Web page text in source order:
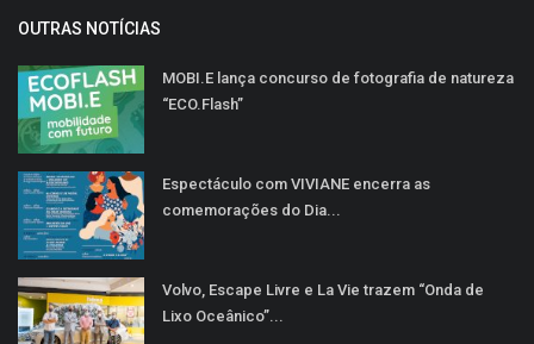
OUTRAS NOTÍCIAS
MOBI.E lança concurso de fotografia de natureza
“ECO.Flash”
Espectáculo com VIVIANE encerra as
comemorações do Dia...
Volvo, Escape Livre e La Vie trazem “Onda de
Lixo Oceânico”...